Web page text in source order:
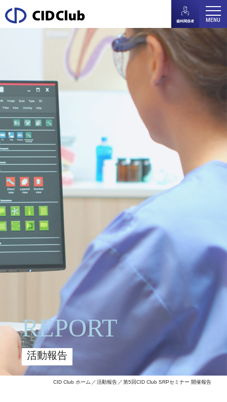
歯科関係者 MENU
REPORT
活動報告
CID Club ホーム 活動報告 第5回CID Club SRPセミナー 開催報告